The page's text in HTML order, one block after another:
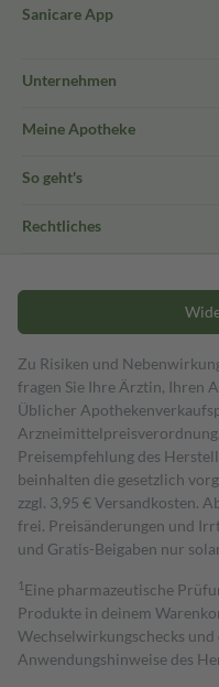
Sanicare App
Unternehmen
Meine Apotheke
So geht's
Rechtliches
Zu Risiken und
fragen Sie Ihre Ärztin, Ihren
Üblicher
Preisempfehlung des
beinhalten die gesetzlich
zzgl. 3,95 € Versandkosten.
frei. Preisänderungen und
und Gratis-Beigaben nur
1 Eine pharmazeutische
Produkte in deinem
Wechselwirkungschecks
Anwendungshinweise des